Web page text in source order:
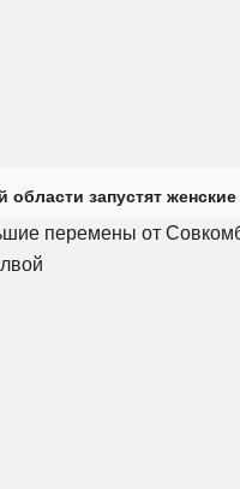
области запустят